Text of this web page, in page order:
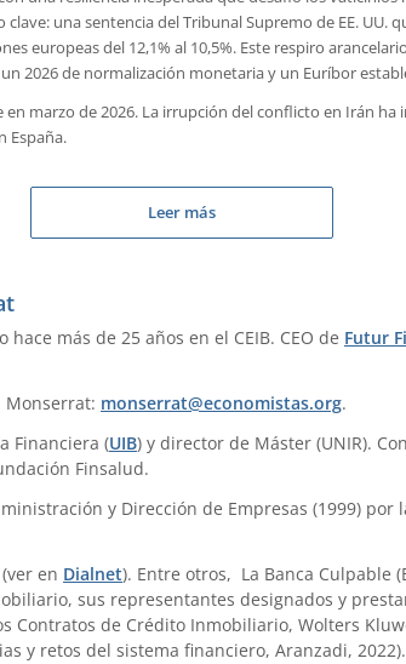
una sentencia del Tribunal Supremo de EE. UU.
europeas del 12,1% al 10,5%. Este respiro
2026 de normalización monetaria y un Euríbor
marzo de 2026. La irrupción del conflicto en Irán
España.
Leer más
hace más de 25 años en el CEIB. CEO de Futur
Monserrat: monserrat@economistas.org.
Financiera (UIB) y director de Máster (UNIR).
Finsalud.
y Dirección de Empresas (1999)
en Dialnet). Entre otros, La Banca Culpable
sus representantes designados y
Contratos de Crédito Inmobiliario, Wolters
y retos del sistema financiero, Aranzadi, 2022).